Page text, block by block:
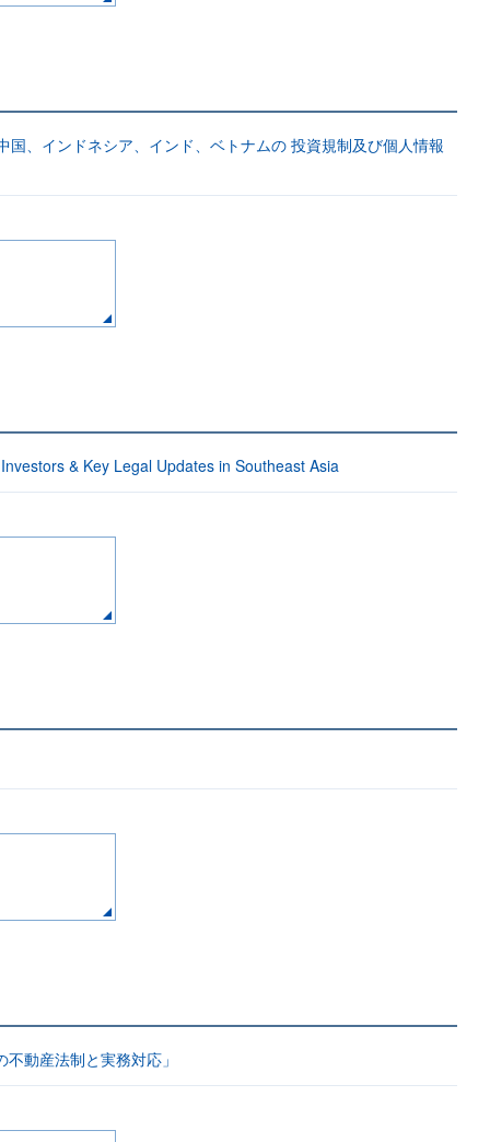
、インドネシア、インド、ベトナムの 投資規制及び個人情報
& Key Legal Updates in Southeast Asia
動産法制と実務対応」